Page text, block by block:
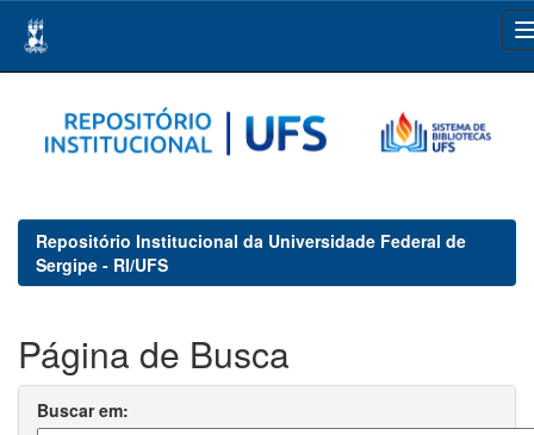
navigation
Repositório Institucional da Universidade Federal de
Sergipe - RI/UFS
Página de Busca
Buscar em: